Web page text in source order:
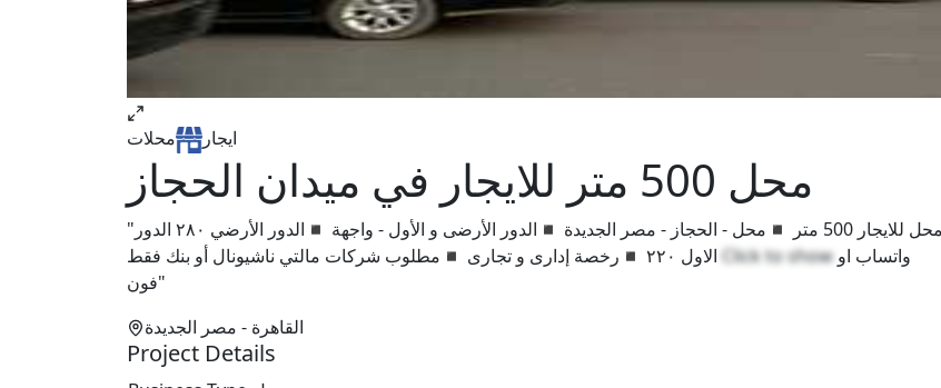
ايجار محلات
محل 500 متر للايجار في ميدان الحجاز
"محل للايجار 500 متر ◾محل - الحجاز - مصر الجديدة ◾الدور الأرضى و الأول - واجهة ◾الدور الأرضي ٢٨٠ الدور
Click to showواتساب او
فون"
القاهرة - مصر الجديدة
Project Details